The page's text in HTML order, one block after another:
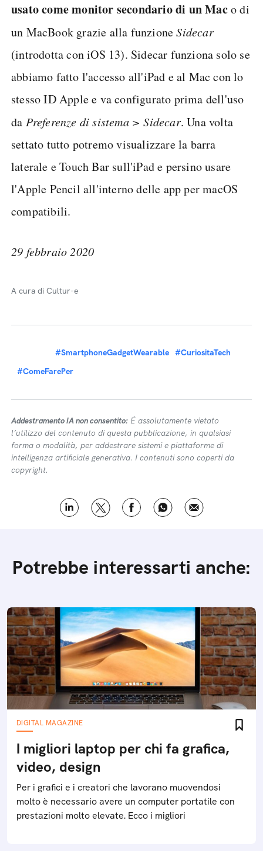
usato come monitor secondario di un Maco di
un MacBook grazie alla funzioneSidecar
(introdotta con iOS 13). Sidecar funziona solo se
abbiamo fatto l'accesso all'iPad e al Mac con lo
stesso ID Apple e va configurato prima dell'uso
da Preferenze di sistema > Sidecar. Una volta
settato tutto potremo visualizzare la barra
laterale e Touch Bar sull'iPad e persino usare
l'Apple Pencil all'interno delle app per macOS
compatibili.
29 febbraio 2020
A cura di Cultur-e
#SmartphoneGadgetWearable #CuriositaTech
#ComeFarePer
Addestramento IA non consentito: É assolutamente vietato
l’utilizzo del contenuto di questa pubblicazione, in qualsiasi
forma o modalità, per addestrare sistemi e piattaforme di
intelligenza artificiale generativa. I contenuti sono coperti da
copyright.
Potrebbe interessarti anche:
DIGITAL MAGAZINE
I migliori laptop per chi fa grafica,
video, design
Per i grafici e i creatori che lavorano muovendosi
molto è necessario avere un computer portatile con
prestazioni molto elevate. Ecco i migliori